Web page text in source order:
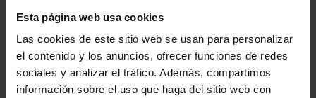
Esta página web usa cookies
Las cookies de este sitio web se usan para personalizar
el contenido y los anuncios, ofrecer funciones de redes
sociales y analizar el tráfico. Además, compartimos
información sobre el uso que haga del sitio web con
RM de mama
Estudio de imagen que emplea imanes y ondas de radio para